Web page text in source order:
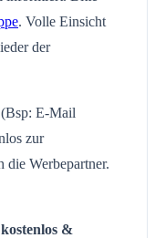
. Volle Einsicht
der
E-Mail
zur
die Werbepartner.
&